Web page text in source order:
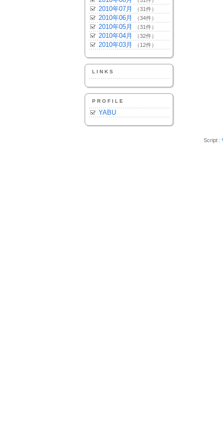
2010年07月 （31件）
2010年06月 （34件）
2010年05月 （31件）
2010年04月 （32件）
2010年03月 （12件）
LINKS
PROFILE
YABU
Script :